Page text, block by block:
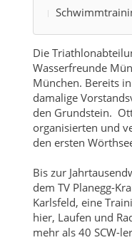
Die
Wasserfreunde
München. Bereits
damalige
den Grundstein.
organisierten und
den ersten
Bis zur
dem TV Planegg-
Karlsfeld, eine
hier, Laufen und
mehr als 40 SCW-